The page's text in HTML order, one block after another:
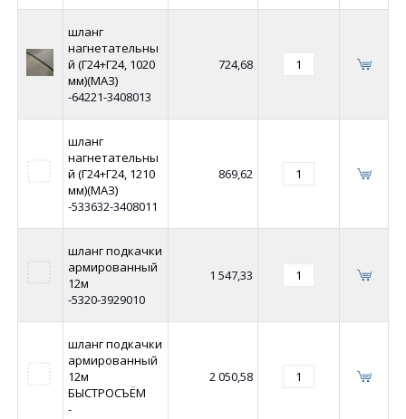
шланг
нагнетательны
й (Г24+Г24, 1020
мм)(МАЗ)
-64221-3408013
724,68
шланг
нагнетательны
й (Г24+Г24, 1210
мм)(МАЗ)
-533632-3408011
869,62
шланг подкачки
армированный
12м
-5320-3929010
1 547,33
шланг подкачки
армированный
12м
БЫСТРОСЪЁМ
-
2 050,58